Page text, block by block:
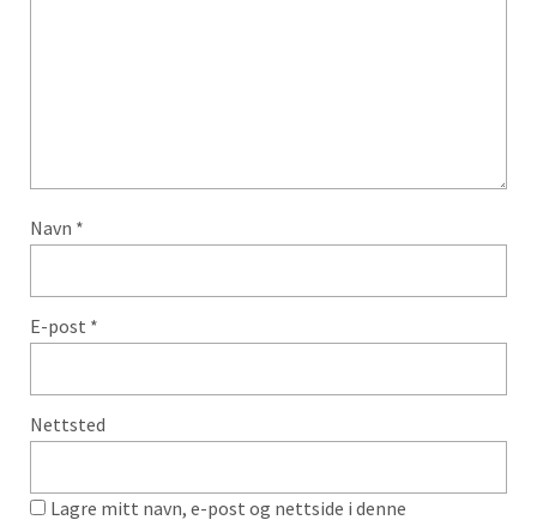
Navn *
E-post *
Nettsted
Lagre mitt navn, e-post og nettside i denne